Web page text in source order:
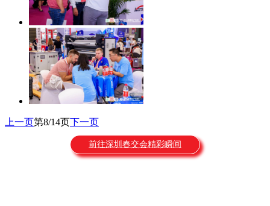
上一页第8/14页下一页
前往深圳春交会精彩瞬间